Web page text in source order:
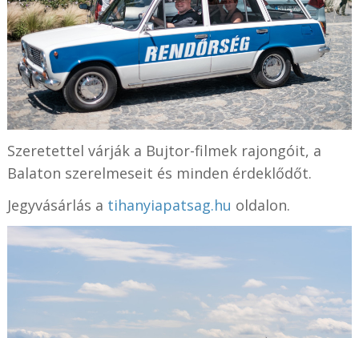
Szeretettel várják a Bujtor-filmek rajongóit, a
Balaton szerelmeseit és minden érdeklődőt.
Jegyvásárlás a tihanyiapatsag.hu oldalon.